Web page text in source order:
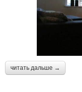
читать дальше →